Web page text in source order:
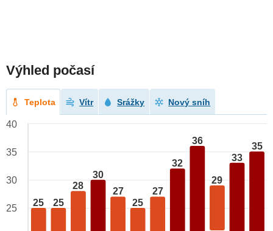
Výhled počasí
Teplota Vítr Srážky Nový sníh
25 25
28
30
27
25
27
32
36
29
33
35
40
35
30
25